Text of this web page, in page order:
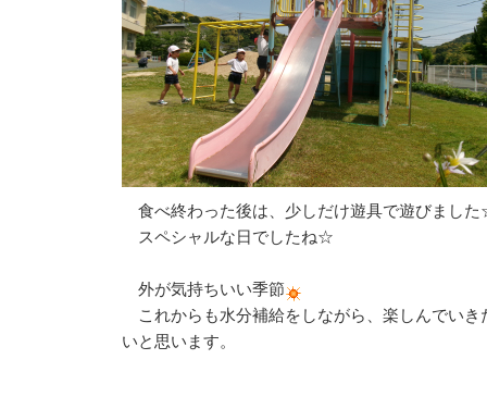
食べ終わった後は、少しだけ遊具で遊びまし
スペシャルな日でしたね☆
外が気持ちいい季節
これからも水分補給をしながら、楽しんでいき
いと思います。